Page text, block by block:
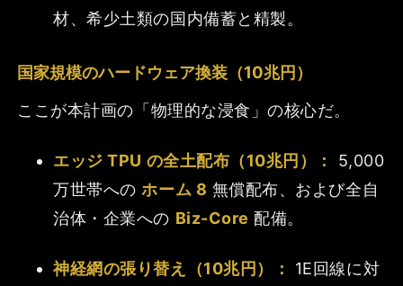
材、希少土類の国内備蓄と精製。
国家規模のハードウェア換装（10兆円）
ここが本計画の「物理的な浸食」の核心だ。
エッジ TPU の全土配布（10兆円）：
5,000
万世帯へのホーム 8 無償配布、および全自
治体・企業への Biz-Core 配備。
神経網の張り替え（10兆円）：
1E回線に対